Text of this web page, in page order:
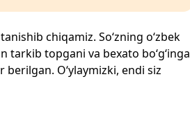
chiqamiz. So‘zning o‘zbek
tarkib topgani va bexato bo‘g‘inga
O‘ylaymizki, endi siz